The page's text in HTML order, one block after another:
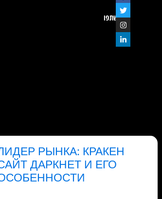
שתפו
РЫНКА: КРАКЕН
ДАРКНЕТ И ЕГО